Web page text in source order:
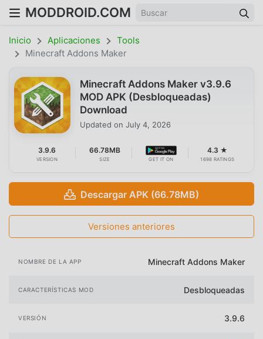
MODDROID.COM
Inicio Aplicaciones
Tools
Minecraft Addons Maker
Minecraft Addons Maker v3.9.6
MOD APK (Desbloqueadas)
Download
Updated on July 4, 2026
3.9.6
VERSION
66.78MB
SIZE GET IT ON
4.3 ★
1698 RATINGS
Descargar APK (66.78MB)
Versiones anteriores
NOMBRE DE LA APP Minecraft Addons Maker
CARACTERÍSTICAS MOD Desbloqueadas
VERSIÓN 3.9.6